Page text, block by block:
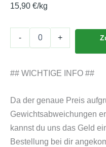
15,90 €/kg
- +
## WICHTIGE INFO ##
Da der genaue Preis
Gewichtsabweichungen
kannst du uns das Geld
Bestellung bei dir